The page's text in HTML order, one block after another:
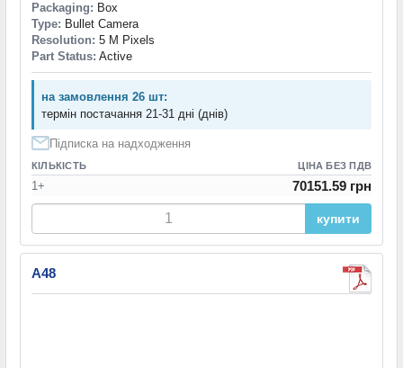
Packaging: Box
Type: Bullet Camera
Resolution: 5 M Pixels
Part Status: Active
на замовлення 26 шт:
термін постачання 21-31 дні (днів)
Підписка на надходження
КІЛЬКІСТЬ ЦІНА БЕЗ ПДВ
1+ 70151.59 грн
купити
A48